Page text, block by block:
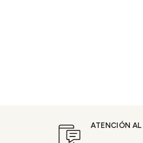
ATENCIÓN